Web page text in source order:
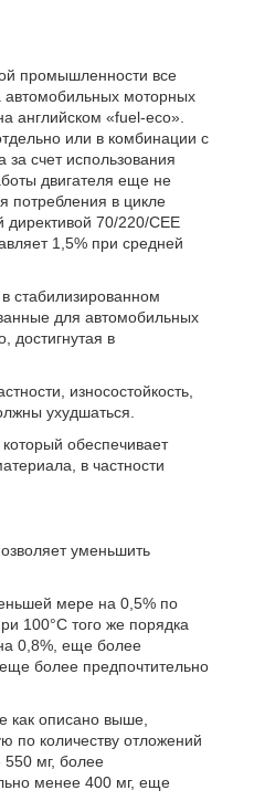
промышленности все
моторных
английском «fuel-eco».
или в комбинации с
счет использования
двигателя еще не
потребления в цикле
директивой 70/220/СЕЕ
1,5% при средней
стабилизированном
для автомобильных
достигнутая в
износостойкость,
ухудшаться.
обеспечивает
в частности
уменьшить
мере на 0,5% по
100°С того же порядка
0,8%, еще более
более предпочтительно
как описано выше,
по количеству отложений
мг, более
менее 400 мг, еще